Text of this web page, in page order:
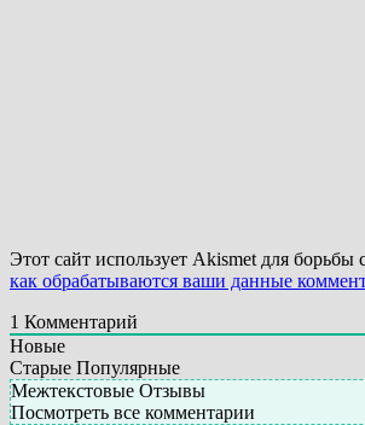
Этот сайт использует Akismet для борьбы
как обрабатываются ваши данные
1 Комментарий
Новые
Старые Популярные
Межтекстовые Отзывы
Посмотреть все комментарии